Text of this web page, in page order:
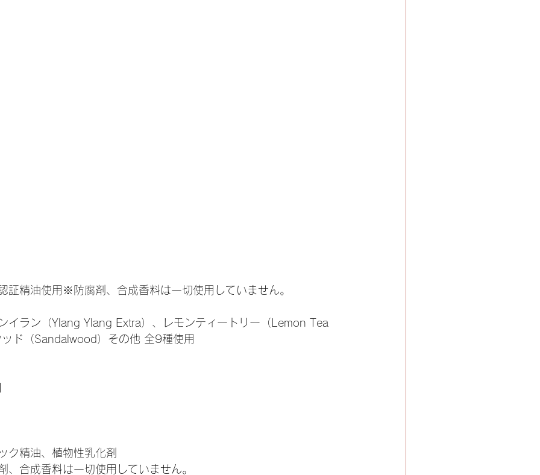
証精油使用※防腐剤、合成香料は一切使用していません。
イラン（Ylang Ylang Extra）、レモンティートリー（Lemon Tea
ド（Sandalwood）その他 全9種使用
ク精油、植物性乳化剤
合成香料は一切使用していません。